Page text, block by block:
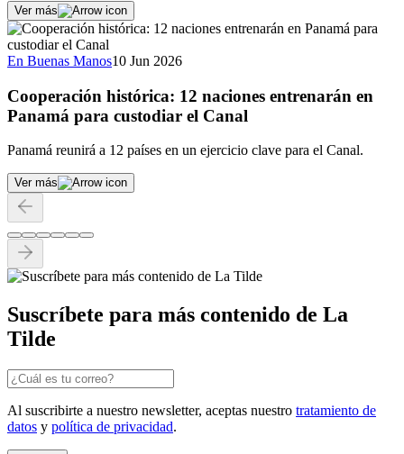
Ver más
En Buenas Manos10 Jun 2026
Cooperación histórica: 12 naciones entrenarán en
Panamá para custodiar el Canal
Panamá reunirá a 12 países en un ejercicio clave para el Canal.
Ver más
Suscríbete para más contenido de La
Tilde
Al suscribirte a nuestro newsletter, aceptas nuestro tratamiento de
datos y política de privacidad.